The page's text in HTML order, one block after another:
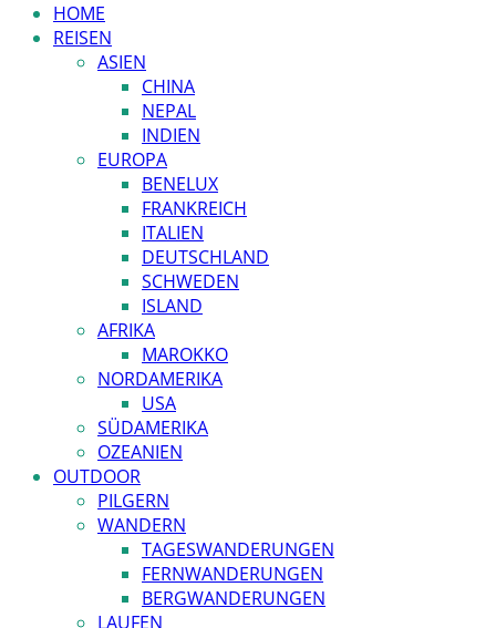
HOME
REISEN
ASIEN
CHINA
NEPAL
INDIEN
EUROPA
BENELUX
FRANKREICH
ITALIEN
DEUTSCHLAND
SCHWEDEN
ISLAND
AFRIKA
MAROKKO
NORDAMERIKA
USA
SÜDAMERIKA
OZEANIEN
OUTDOOR
PILGERN
WANDERN
TAGESWANDERUNGEN
FERNWANDERUNGEN
BERGWANDERUNGEN
LAUFEN